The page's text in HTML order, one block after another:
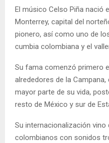
El músico Celso Piña nació
Monterrey, capital del
pionero, así como uno de
cumbia colombiana y el
Su fama comenzó primero
alrededores de la
mayor parte de su vida,
resto de México y sur de
Su internacionalización
colombianos con sonidos